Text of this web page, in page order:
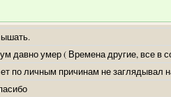
давно умер ( Времена другие, все в
по личным причинам не заглядывал